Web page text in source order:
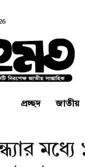
প্রচ্ছদ জাতীয়